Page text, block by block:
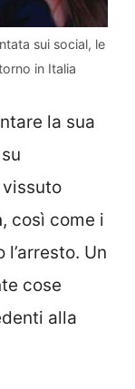
sui social, le
in Italia
la sua
, così come i
Un
cose
alla